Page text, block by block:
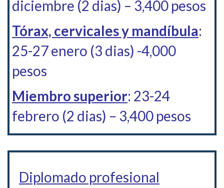
diciembre (2 dias) – 3,400 pesos
Tórax, cervicales y mandíbula:
25-27 enero (3 dias) -4,000
pesos
Miembro superior: 23-24
febrero (2 dias) – 3,400 pesos
Diplomado profesional